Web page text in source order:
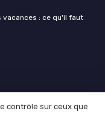
vacances : ce qu'il faut
contrôle sur ceux que